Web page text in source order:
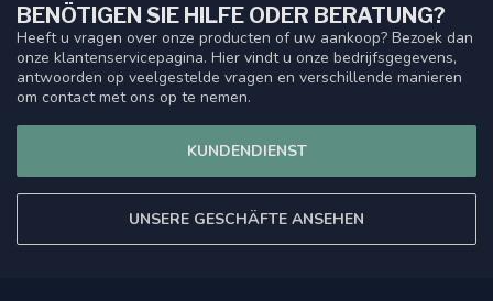
BENÖTIGEN SIE HILFE ODER BERATUNG?
Heeft u vragen over onze producten of uw aankoop? Bezoek dan
onze klantenservicepagina. Hier vindt u onze bedrijfsgegevens,
antwoorden op veelgestelde vragen en verschillende manieren
om contact met ons op te nemen.
KUNDENDIENST
UNSERE GESCHÄFTE ANSEHEN